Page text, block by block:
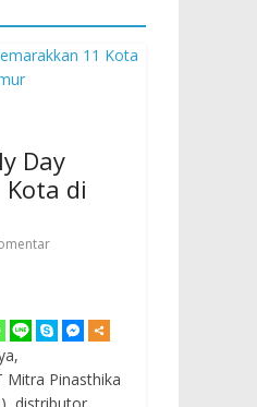
Day
di
Mitra Pinasthika